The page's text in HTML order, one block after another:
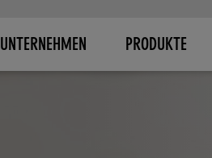
UNTERNEHMEN PRODUKTE